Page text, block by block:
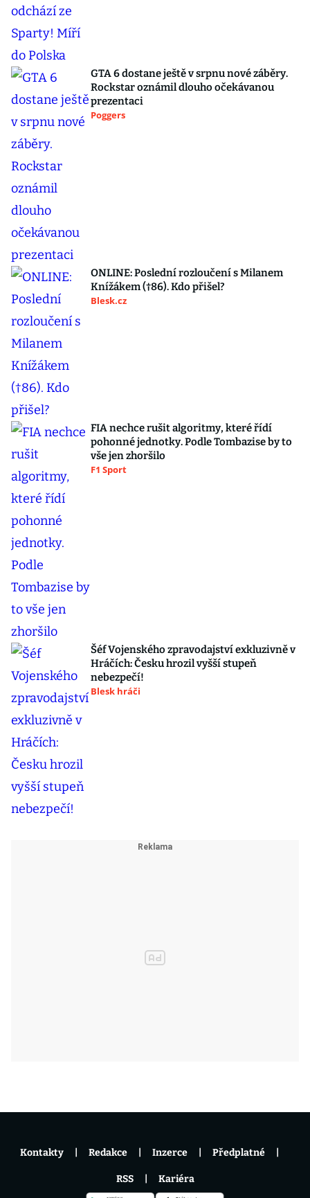
GTA 6 dostane ještě v srpnu nové záběry.
Rockstar oznámil dlouho očekávanou
prezentaci
Poggers
ONLINE: Poslední rozloučení s Milanem
Knížákem (†86). Kdo přišel?
Blesk.cz
FIA nechce rušit algoritmy, které řídí
pohonné jednotky. Podle Tombazise by to
vše jen zhoršilo
F1 Sport
Šéf Vojenského zpravodajství exkluzivně v
Hráčích: Česku hrozil vyšší stupeň
nebezpečí!
Blesk hráči
Kontakty Redakce Inzerce Předplatné
RSS Kariéra